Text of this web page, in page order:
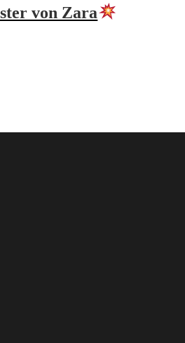
von Zara